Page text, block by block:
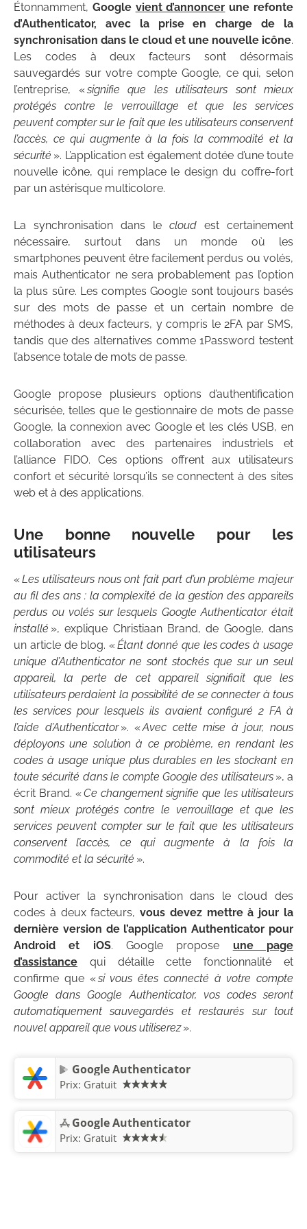
Étonnamment, Google vient d’annoncer une refonte
d’Authenticator, avec la prise en charge de la
synchronisation dans le cloud et une nouvelle icône.
Les codes à deux facteurs sont désormais
sauvegardés sur votre compte Google, ce qui, selon
l’entreprise, «signifie que les utilisateurs sont mieux
protégés contre le verrouillage et que les services
peuvent compter sur le fait que les utilisateurs conservent
l’accès, ce qui augmente à la fois la commodité et la
sécurité ». L’application est également dotée d’une toute
nouvelle icône, qui remplace le design du coffre-fort
par un astérisque multicolore.
La synchronisation dans le cloud est certainement
nécessaire, surtout dans un monde où les
smartphones peuvent être facilement perdus ou volés,
mais Authenticator ne sera probablement pas l’option
la plus sûre. Les comptes Google sont toujours basés
sur des mots de passe et un certain nombre de
méthodes à deux facteurs, y compris le 2FA par SMS,
tandis que des alternatives comme 1Password testent
l’absence totale de mots de passe.
Google propose plusieurs options d’authentification
sécurisée, telles que le gestionnaire de mots de passe
Google, la connexion avec Google et les clés USB, en
collaboration avec des partenaires industriels et
l’alliance FIDO. Ces options offrent aux utilisateurs
confort et sécurité lorsqu’ils se connectent à des sites
web et à des applications.
Une bonne nouvelle pour les
utilisateurs
«Les utilisateurs nous ont fait part d’un problème majeur
au fil des ans : la complexité de la gestion des appareils
perdus ou volés sur lesquels Google Authenticator était
installé », explique Christiaan Brand, de Google, dans
un article de blog. «Étant donné que les codes à usage
unique d’Authenticator ne sont stockés que sur un seul
appareil, la perte de cet appareil signifiait que les
utilisateurs perdaient la possibilité de se connecter à tous
les services pour lesquels ils avaient configuré 2 FA à
l’aide d’Authenticator». «Avec cette mise à jour, nous
déployons une solution à ce problème, en rendant les
codes à usage unique plus durables en les stockant en
toute sécurité dans le compte Google des utilisateurs», a
écrit Brand. «Ce changement signifie que les utilisateurs
sont mieux protégés contre le verrouillage et que les
services peuvent compter sur le fait que les utilisateurs
conservent l’accès, ce qui augmente à la fois la
commodité et la sécurité ».
Pour activer la synchronisation dans le cloud des
codes à deux facteurs,vous devez mettre à jour la
dernière version de l’application Authenticator pour
Android et iOS. Google propose une page
d’assistance qui détaille cette fonctionnalité et
confirme que «si vous êtes connecté à votre compte
Google dans Google Authenticator, vos codes seront
automatiquement sauvegardés et restaurés sur tout
nouvel appareil que vous utiliserez».
Google Authenticator
Prix: Gratuit
Google Authenticator
Prix: Gratuit